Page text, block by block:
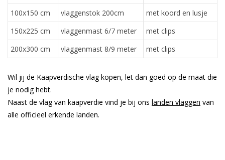
100x150 cm vlaggenstok 200cm
met koord en lusje
150x225 cm
vlaggenmast 6/7 meter
met clips
200x300 cm
vlaggenmast 8/9 meter met clips
Wil jij de Kaapverdische vlag kopen, let dan goed op de maat die
je nodig hebt.
Naast de vlag van kaapverdie vind je bij ons landen vlaggen van
alle officieel erkende landen.